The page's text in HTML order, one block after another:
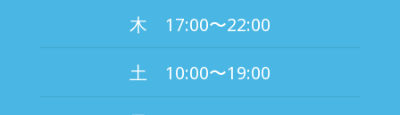
木 17:00〜22:00
土 10:00〜19:00